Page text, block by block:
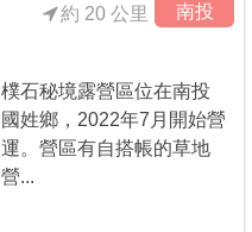
南投
約 20 公里
樸石秘境露營區位在南投
國姓鄉，2022年7月開始營
運。營區有自搭帳的草地
營...